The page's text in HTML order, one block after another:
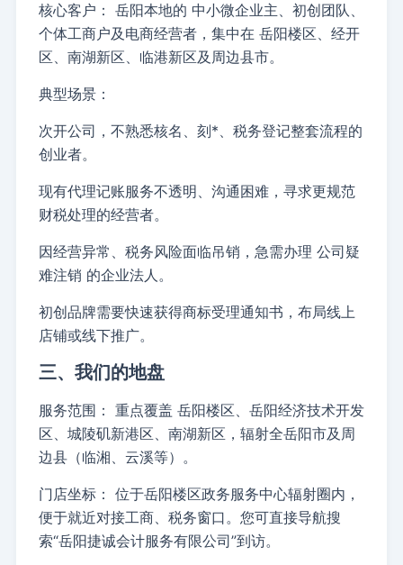
核心客户： 岳阳本地的 中小微企业主、初创团队、
个体工商户及电商经营者，集中在 岳阳楼区、经开
区、南湖新区、临港新区及周边县市。
典型场景：
次开公司，不熟悉核名、刻*、税务登记整套流程的
创业者。
现有代理记账服务不透明、沟通困难，寻求更规范
财税处理的经营者。
因经营异常、税务风险面临吊销，急需办理 公司疑
难注销 的企业法人。
初创品牌需要快速获得商标受理通知书，布局线上
店铺或线下推广。
三、我们的地盘
服务范围： 重点覆盖 岳阳楼区、岳阳经济技术开发
区、城陵矶新港区、南湖新区 ，辐射全岳阳市及周
边县（临湘、云溪等）。
门店坐标： 位于岳阳楼区政务服务中心辐射圈内，
便于就近对接工商、税务窗口。您可直接导航搜
索“岳阳捷诚会计服务有限公司”到访。